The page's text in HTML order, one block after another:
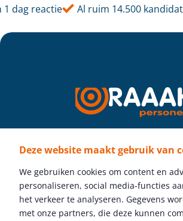
Deze website maakt gebruik van
We gebruiken cookies om content en
personaliseren, social media-functies
het verkeer te analyseren. Gegevens
met onze partners, die deze kunnen
dag reactie Al ruim 14.500
Volg ons